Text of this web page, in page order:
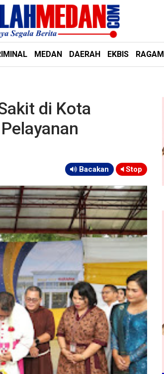
MEDAN DAERAH EKBIS RAGAM
di Kota
Bacakan Stop